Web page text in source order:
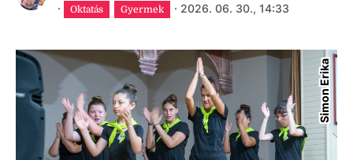
·
Oktatás Gyermek · 2026. 06. 30., 14:33
Simon Erika